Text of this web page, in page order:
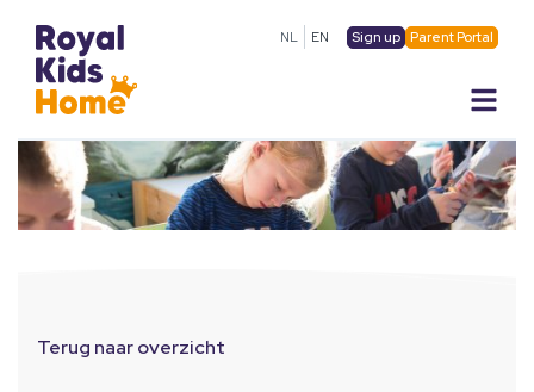
NL EN Sign up Parent Portal
Terug naar overzicht